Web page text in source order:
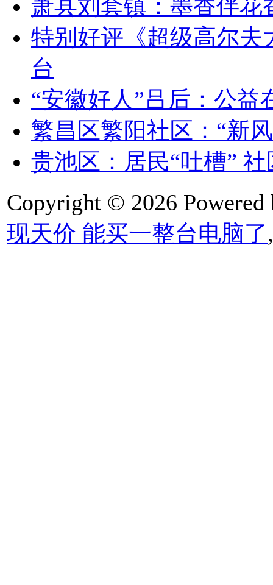
萧县刘套镇：墨香伴花
特别好评《超级高尔夫
台
“安徽好人”吕后：公益
繁昌区繁阳社区：“新
贵池区：居民“吐槽” 社
Copyright © 2026
现天价 能买一整台电脑了,